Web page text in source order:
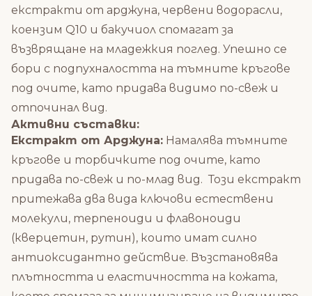
екстракти от арджуна, червени водорасли,
коензим Q10 и бакучиол спомагат за
възврящане на младежкия поглед. Упешно се
бори с подпухналостта на тъмните кръгове
под очите, като придава видимо по-свеж и
отпочинал вид.
Активни съставки:
Екстракт от Арджуна: Намалява тъмните
кръгове и торбичките под очите, като
придава по-свеж и по-млад вид. Този екстракт
притежава два вида ключови естествени
молекули, терпеноиди и флавоноиди
(кверцетин, рутин), които имат силно
антиоксидантно действие. Възстановява
плътността и еластичността на кожата,